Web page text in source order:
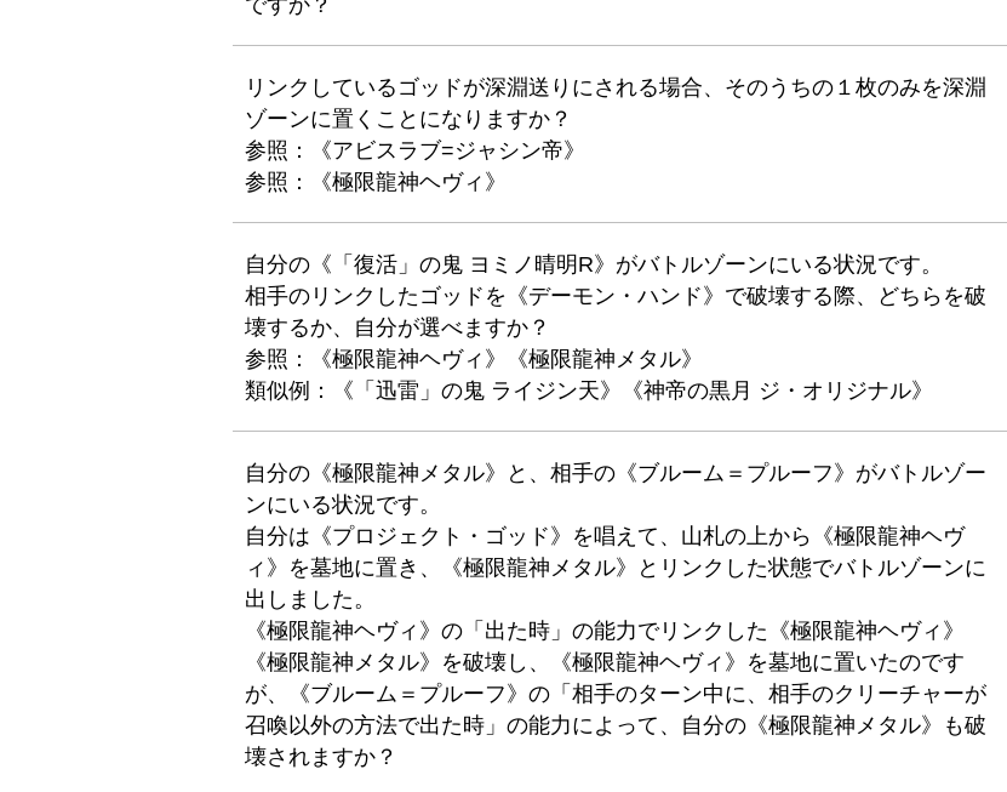
ですか？
リンクしているゴッドが深淵送りにされる場合、そのうちの１枚のみを深淵
ゾーンに置くことになりますか？
参照：《アビスラブ=ジャシン帝》
参照：《極限龍神ヘヴィ》
自分の《「復活」の鬼 ヨミノ晴明R》がバトルゾーンにいる状況です。
相手のリンクしたゴッドを《デーモン・ハンド》で破壊する際、どちらを破
壊するか、自分が選べますか？
参照：《極限龍神ヘヴィ》《極限龍神メタル》
類似例：《「迅雷」の鬼 ライジン天》《神帝の黒月 ジ・オリジナル》
自分の《極限龍神メタル》と、相手の《ブルーム＝プルーフ》がバトルゾー
ンにいる状況です。
自分は《プロジェクト・ゴッド》を唱えて、山札の上から《極限龍神ヘヴ
ィ》を墓地に置き、《極限龍神メタル》とリンクした状態でバトルゾーンに
出しました。
《極限龍神ヘヴィ》の「出た時」の能力でリンクした《極限龍神ヘヴィ》
《極限龍神メタル》を破壊し、《極限龍神ヘヴィ》を墓地に置いたのです
が、《ブルーム＝プルーフ》の「相手のターン中に、相手のクリーチャーが
召喚以外の方法で出た時」の能力によって、自分の《極限龍神メタル》も破
壊されますか？